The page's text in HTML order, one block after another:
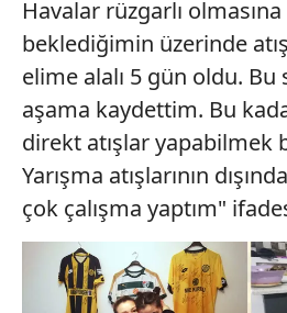
Havalar rüzgarlı
beklediğimin üzerinde
elime alalı 5 gün oldu.
aşama kaydettim. Bu
direkt atışlar yapabilmek
Yarışma atışlarının
çok çalışma yaptım"